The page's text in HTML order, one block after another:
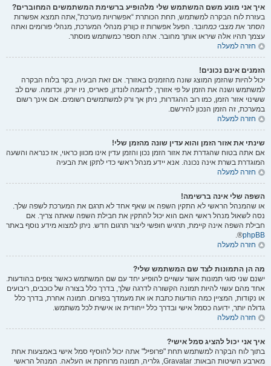
איך אני מונע משם המשתמש שלי מלהופיע ברשימת המשתמשים המחוברים?
בעזרת לוח הבקרה למשתמש, תחת הכותרת “אפשרויות מערכת”,אתה תמצא אפשרות
הסתר את מצבי כמחובר. הפעל אפשרות זו כןורק מנהלי המערכת, מנהלי פורומים ואתה
עצמך תהיו אלה שיראו אותך מחובר. אתה תספר כמשתמש מוסתר.
חזרה למעלה
הזמנים אינם נכונים!
יכול להיות שהזמן המוצג שונה מהזמנים באזורך. אם זאת הבעיה, בקר בלוח הבקרה
למשתמש ושנה את הזמן על פי אזורך, לדוגמה לונדון, פאריס, ניו יורק, וכדומה. שים לב
ששינוי אזור הזמן, כמו רוב ההגדרות, ניתן אך ורק למשתמשים רשומים. אם אינך רשום
במערכת, זה הזמן הנכון להירשם.
חזרה למעלה
שינתי את אזור הזמן והוא עדין שונה מהזמן שלי!
אם אתה בטוח שהגדרת את אזור הזמן נכון והזמן עדין אינו מכוון כראוי, אז כנראה והשעה
המוגדרת בשרת אינה נכונה. אנא יידע מנהל ראשי כדי לתקן את הבעיה
חזרה למעלה
השפה שלי אינה ברשימה!
או שהמנהל הראשי לא התקין השפה או שאף אחד לא תרגם את המערכת לשפה שלך.
נסה לשאול מנהל ראשי האם הוא יכול להתקין את חבילת השפה שאתה צריך. אם
חבילת השפה אינה קיימת, תרגיש חופשי ליצור תרגום חדש. ניתן למצוא מידע נוסף באתר
phpBB
®.
חזרה למעלה
מה הן התמונות לצד שם המשתמש שלי?
ישנם שני סוגי תמונות אשר עשויים להופיע יחד עם שם המשתמש כאשר צופים בהודעות.
אחד מהם עשוי להיות תמונה הקשורה לדרגה שלך, בדרך כלל בצורה של כוכבים, ריבועים
או נקודות, המציין כמה הודעות כתבת או את מעמדך בפורום. תמונה אחרת, בדרך כלל
גדולה יותר, ידועה כסמל אישי ובדרך כלל ייחודית או אישית לכל משתמש.
חזרה למעלה
איך אני יכול להציג סמל אישי?
בתוך לוח הבקרה למשתמש תחת "פרופיל" אתה יכול להוסיף סמל אישי באמצעות אחת
מארבע השיטות הבאות: Gravatar, גלריה, תמונה מרוחקת או העלאה. המנהל הראשי